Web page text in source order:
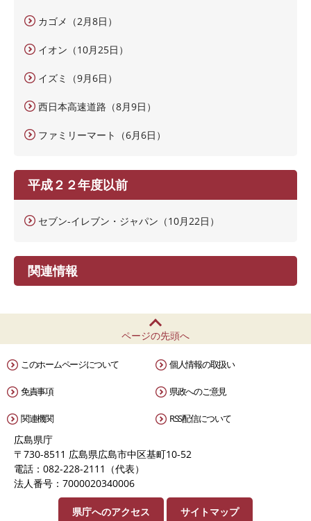
カゴメ（2月8日）
イオン（10月25日）
イズミ（9月6日）
西日本高速道路（8月9日）
ファミリーマート（6月6日）
平成２２年度以前
セブン-イレブン・ジャパン（10月22日）
関連情報
ページの先頭へ
このホームページについて 個人情報の取扱い
免責事項 県政へのご意見
関連機関 RSS配信について
広島県庁
〒730-8511 広島県広島市中区基町10-52
電話：082-228-2111（代表）
法人番号：7000020340006
県庁へのアクセス サイトマップ